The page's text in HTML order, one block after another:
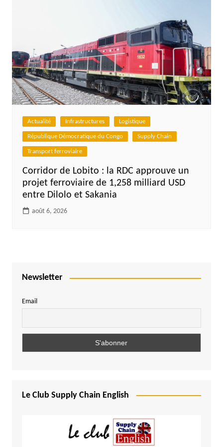
Actualité Infrastructures Logistique
République Démocratique du Congo Supply Chain
Transport ferroviaire
Corridor de Lobito : la RDC approuve un
projet ferroviaire de 1,258 milliard USD
entre Dilolo et Sakania
août 6, 2026
Newsletter
Email
Le Club Supply Chain English